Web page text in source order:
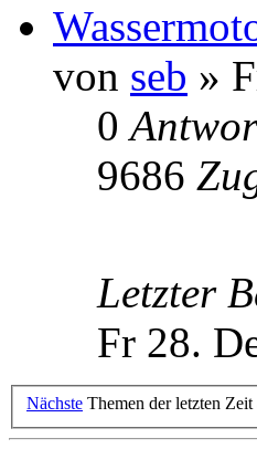
von seb »
0
9686
Letzter
Fr 28.
Nächste Themen der letzten Zeit